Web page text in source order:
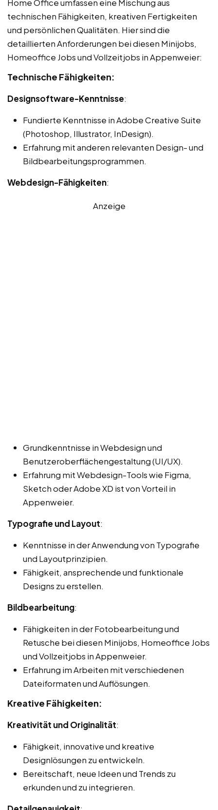
Home Office umfassen eine Mischung aus
technischen Fähigkeiten, kreativen Fertigkeiten
und persönlichen Qualitäten. Hier sind die
detaillierten Anforderungen bei diesen Minijobs,
Homeoffice Jobs und Vollzeitjobs in Appenweier:
Technische Fähigkeiten:
Designsoftware-Kenntnisse:
Fundierte Kenntnisse in Adobe Creative Suite
(Photoshop, Illustrator, InDesign).
Erfahrung mit anderen relevanten Design- und
Bildbearbeitungsprogrammen.
Webdesign-Fähigkeiten:
Anzeige
Grundkenntnisse in Webdesign und
Benutzeroberflächengestaltung (UI/UX).
Erfahrung mit Webdesign-Tools wie Figma,
Sketch oder Adobe XD ist von Vorteil in
Appenweier.
Typografie und Layout:
Kenntnisse in der Anwendung von Typografie
und Layoutprinzipien.
Fähigkeit, ansprechende und funktionale
Designs zu erstellen.
Bildbearbeitung:
Fähigkeiten in der Fotobearbeitung und
Retusche bei diesen Minijobs, Homeoffice Jobs
und Vollzeitjobs in Appenweier.
Erfahrung im Arbeiten mit verschiedenen
Dateiformaten und Auflösungen.
Kreative Fähigkeiten:
Kreativität und Originalität:
Fähigkeit, innovative und kreative
Designlösungen zu entwickeln.
Bereitschaft, neue Ideen und Trends zu
erkunden und zu integrieren.